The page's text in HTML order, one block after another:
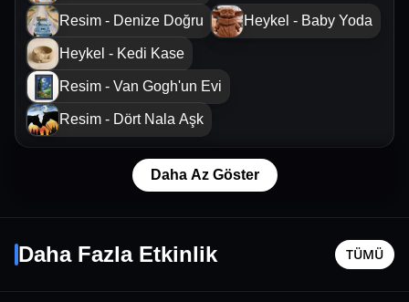
Resim - Denize Doğru Heykel - Baby Yoda
Heykel - Kedi Kase
Resim - Van Gogh'un Evi
Resim - Dört Nala Aşk
Daha Az Göster
Daha Fazla Etkinlik TÜMÜ
Ankara• Büyük Ankara Kongre Merkezi
22 Ekim
Ankara